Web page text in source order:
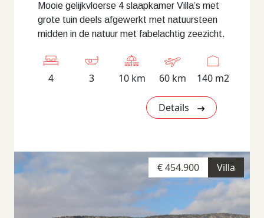
Mooie gelijkvloerse 4 slaapkamer Villa’s met
grote tuin deels afgewerkt met natuursteen
midden in de natuur met fabelachtig zeezicht.
4 3 10 km 60 km 140 m2
Details
Villa
€ 454.900